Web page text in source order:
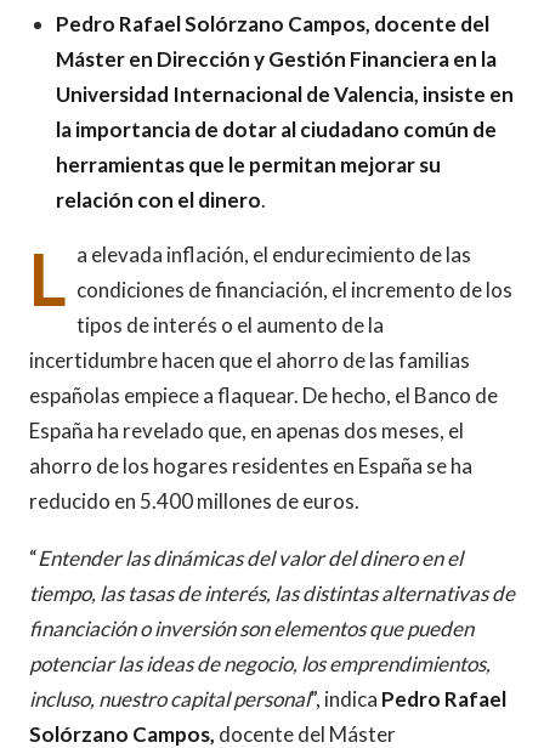
Pedro Rafael Solórzano Campos, docente del
Máster en Dirección y Gestión Financiera en la
Universidad Internacional de Valencia, insiste en
la importancia de dotar al ciudadano común de
herramientas que le permitan mejorar su
relación con el dinero.
L a elevada inflación, el endurecimiento de las
condiciones de financiación, el incremento de los
tipos de interés o el aumento de la
incertidumbre hacen que el ahorro de las familias
españolas empiece a flaquear. De hecho, el Banco de
España ha revelado que, en apenas dos meses, el
ahorro de los hogares residentes en España se ha
reducido en 5.400 millones de euros.
“Entender las dinámicas del valor del dinero en el
tiempo, las tasas de interés, las distintas alternativas de
financiación o inversión son elementos que pueden
potenciar las ideas de negocio, los emprendimientos,
incluso, nuestro capital personal”, indica Pedro Rafael
Solórzano Campos, docente del Máster